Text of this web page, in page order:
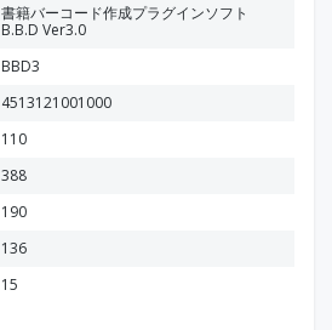
書籍バーコード作成プラグインソフト
B.B.D Ver3.0
BBD3
4513121001000
110
388
190
136
15